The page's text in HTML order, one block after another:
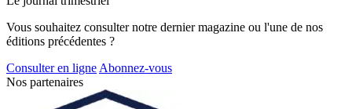
Vous souhaitez consulter notre dernier magazine ou l'une de nos
éditions précédentes ?
Consulter en ligne Abonnez-vous
Nos partenaires